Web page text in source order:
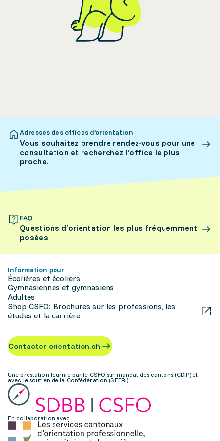
Adresses des offices d’orientation
Vous souhaitez prendre rendez-vous pour une
consultation et recherchez l’office le plus
proche.
FAQ
Questions d’orientation les plus fréquemment
posées
Information pour
Écolières et écoliers
Gymnasiennes et gymnasiens
Adultes
Shop CSFO: Brochures sur les professions, les
études et la carrière
Contacter orientation.ch
Une prestation fournie par le CSFO sur mandat des cantons (CDIP) et
avec le soutien de la Confédération (SEFRI)
En collaboration avec: